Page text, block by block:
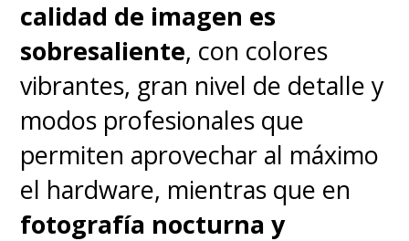
el ultra gran angular de 40MP y
las dos cámaras frontales de
cada pantalla, un combo
completo que demuestra
que pese a las sanciones,el
fabricante chino puede
calidad de imagen es
sobresaliente, con colores
vibrantes, gran nivel de detalle y
modos profesionales que
permiten aprovechar al máximo
el hardware, mientras que en
fotografía nocturna y